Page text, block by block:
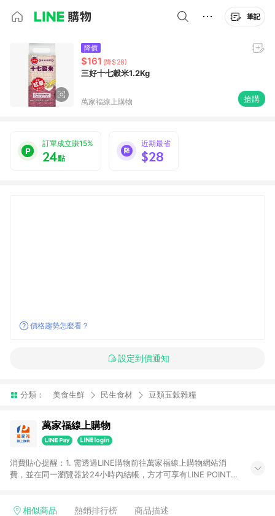
筆記
降價
$161 (降$28)
三好十七穀米1.2Kg
萬家福線上購物 搶購
訂單成立賺15%
24點
近期最省
$28
價格趨勢怎麼看？
設定到價通知
分類： 美食生鮮 民生食材 豆類五穀雜糧
萬家福線上購物
消費貼心提醒：1. 需透過LINE購物前往萬家福線上購物網站消
費，並在同一瀏覽器於24小時內結帳，方才可享有LINE POINTS
4. 不具回饋資格種類商品：電子禮券。 5. 回饋點數計算將排除訂
相似商品 熱銷排行榜 商品描述